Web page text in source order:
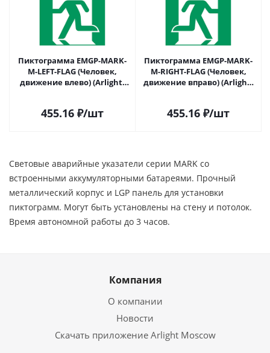
Пиктограмма EMGP-MARK-
M-LEFT-FLAG (Человек,
движение влево) (Arlight,
455.16 ₽/шт
Пиктограмма EMGP-MARK-
M-RIGHT-FLAG (Человек,
движение вправо) (Arlight,
455.16 ₽/шт
Световые аварийные указатели серии MARK со
встроенными аккумуляторными батареями. Прочный
металлический корпус и LGP панель для установки
пиктограмм. Могут быть установлены на стену и потолок.
Время автономной работы до 3 часов.
Компания
О компании
Новости
Скачать приложение Arlight Moscow